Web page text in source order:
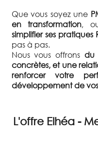
Que vous soyez une
en transformation,
simplifier ses pratiques
pas à pas.
Nous vous offronsdu
concrètes, et une
renforcer votre
développement de
L'offre Elhéa -